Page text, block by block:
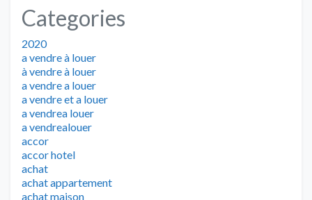
Categories
2020
a vendre à louer
à vendre à louer
a vendre a louer
a vendre et a louer
a vendrea louer
a vendrealouer
accor
accor hotel
achat
achat appartement
achat maison